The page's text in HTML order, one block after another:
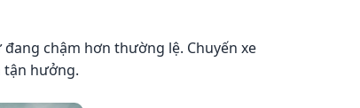
chậm hơn thường lệ. Chuyến xe
tận hưởng.